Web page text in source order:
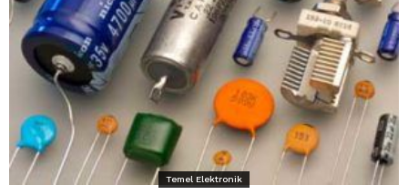
Temel Elektronik